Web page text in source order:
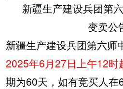
新疆生产建设兵团第
变卖公
新疆生产建设兵团第六师
2025年6月27日上午12时
期为60天，如有竞买人在